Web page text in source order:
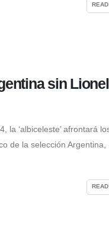
sin Lionel
la ‘albiceleste’ afrontará
de la selección Argentina,
especulaciones de